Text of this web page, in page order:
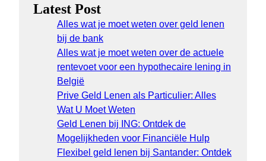
Latest Post
Alles wat je moet weten over geld lenen
bij de bank
Alles wat je moet weten over de actuele
rentevoet voor een hypothecaire lening in
België
Prive Geld Lenen als Particulier: Alles
Wat U Moet Weten
Geld Lenen bij ING: Ontdek de
Mogelijkheden voor Financiële Hulp
Flexibel geld lenen bij Santander: Ontdek